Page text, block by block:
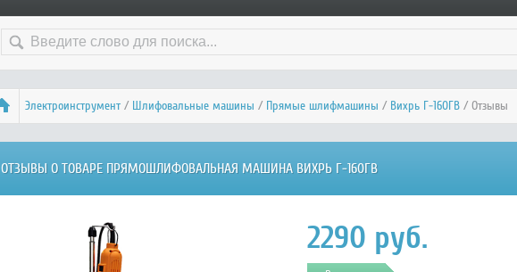
Электроинструмент / Шлифовальные машины / Прямые шлифмашины / Вихрь Г-160ГВ / Отзывы
ОТЗЫВЫ О ТОВАРЕ ПРЯМОШЛИФОВАЛЬНАЯ МАШИНА ВИХРЬ Г-160ГВ
2290 руб.